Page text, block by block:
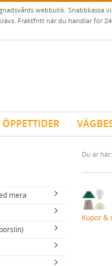
webbutik. Snabbkassa
Fraktfritt när du handlar för
ÖPPETTIDER
mera
Du är här:
Kupor &